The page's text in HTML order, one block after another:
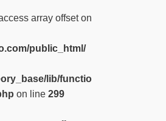
array offset on
public_html/
lib/functio
on line 299